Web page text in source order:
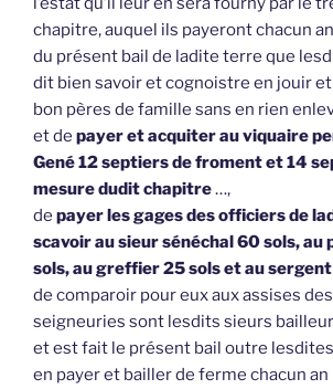
chapitre, auquel ils payeront chacun
du présent bail de ladite terre que
dit bien savoir et cognoistre en jouir
bon pères de famille sans en rien
et de payer et acquiter au viquaire
Gené 12 septiers de froment et 14
mesure dudit chapitre…,
de payer les gages des officiers de
scavoir au sieur sénéchal 60 sols,
sols, au greffier 25 sols et au
de comparoir pour eux aux assises
seigneuries sont lesdits sieurs
et est fait le présent bail outre
en payer et bailler de ferme chacun